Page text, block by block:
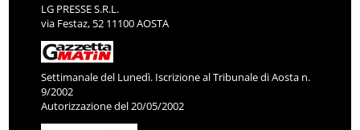
LG PRESSE S.R.L.
via Festaz, 52 11100 AOSTA
Settimanale del Lunedì. Iscrizione al Tribunale di Aosta n.
9/2002
Autorizzazione del 20/05/2002